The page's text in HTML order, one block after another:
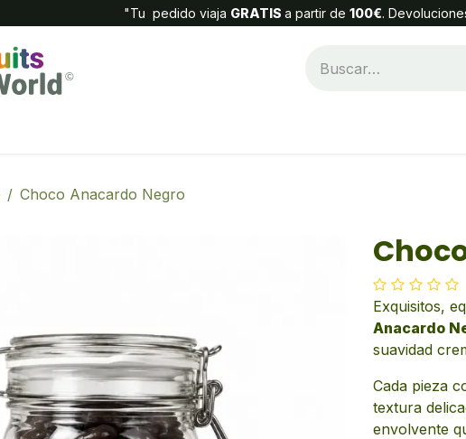
"Tu pedido viaja GRATIS a partir de 100€.
Choco Anacardo Negro
Exquisitos,
Anacardo
suavidad
Cada pieza
textura
envolvente